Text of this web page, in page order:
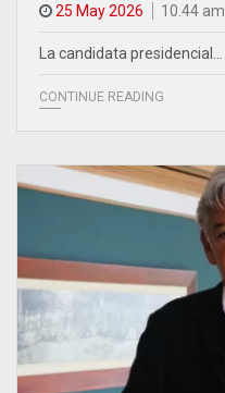
25 May 2026 10.44 am
La candidata presidencial…
CONTINUE READING